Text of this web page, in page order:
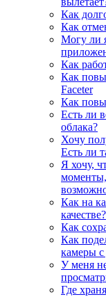
Как
Как
Могу ли
Как
Как
Faceter
Как
Есть ли
облака?
Хочу
Есть ли
Я хочу,
моменты,
Как на
качестве?
Как
Как
камеры
У меня
Где